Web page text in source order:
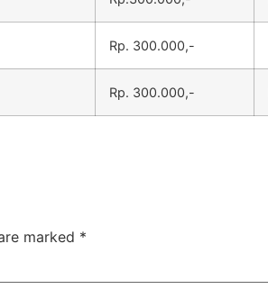
Rp. 300.000,-
Rp. 300.000,-
marked *